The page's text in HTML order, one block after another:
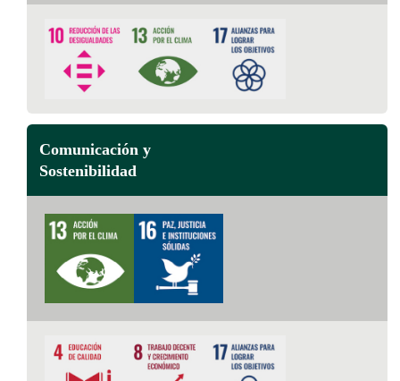
Comunicación y
Sostenibilidad